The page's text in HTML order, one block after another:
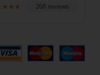
268 reviews